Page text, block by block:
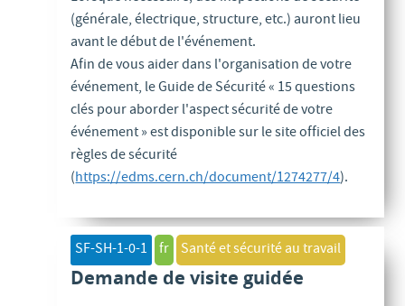
(générale, électrique, structure, etc.) auront lieu
avant le début de l'événement.
Afin de vous aider dans l'organisation de votre
événement, le Guide de Sécurité « 15 questions
clés pour aborder l'aspect sécurité de votre
événement » est disponible sur le site officiel des
règles de sécurité
(https://edms.cern.ch/document/1274277/4).
SF-SH-1-0-1 fr Santé et sécurité au travail
Demande de visite guidée